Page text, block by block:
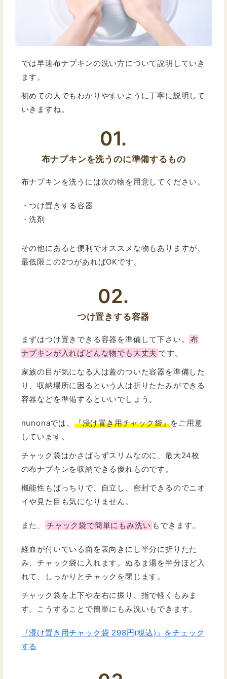
では早速布ナプキンの洗い方について説明していき
ます。
初めての人でもわかりやすいように丁寧に説明して
いきますね。
01.
布ナプキンを洗うのに準備するもの
布ナプキンを洗うには次の物を用意してください。
・つけ置きする容器
・洗剤
その他にあると便利でオススメな物もありますが、
最低限この2つがあればOKです。
02.
つけ置きする容器
まずはつけ置きできる容器を準備して下さい。
布
ナプキンが入ればどんな物でも大丈夫 です。
家族の目が気になる人は蓋のついた容器を準備した
り、収納場所に困るという人は折りたたみができる
容器などを準備するといいでしょう。
nunonaでは、 『浸け置き用チャック袋』をご用意
しています。
チャック袋はかさばらずスリムなのに、最大24枚
の布ナプキンを収納できる優れものです。
機能性もばっちりで、自立し、密封できるのでニオ
イや見た目も気になりません。
また、 チャック袋で簡単にもみ洗い もできます。
経血が付いている面を表向きにし半分に折りたた
み、チャック袋に入れます。ぬるま湯を半分ほど入
れて、しっかりとチャックを閉じます。
チャック袋を上下や左右に振り、指で軽くもみま
す。こうすることで簡単にもみ洗いもできます。
『浸け置き用チャック袋 298円(税込)』をチェック
する